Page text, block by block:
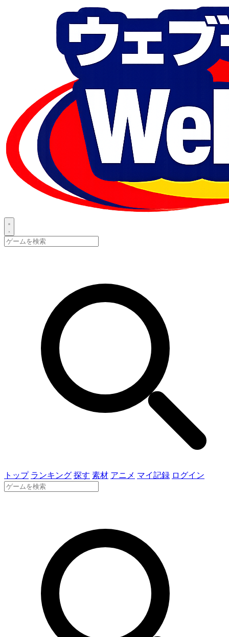
トップ ランキング 探す 素材 アニメ マイ記録 ログイン